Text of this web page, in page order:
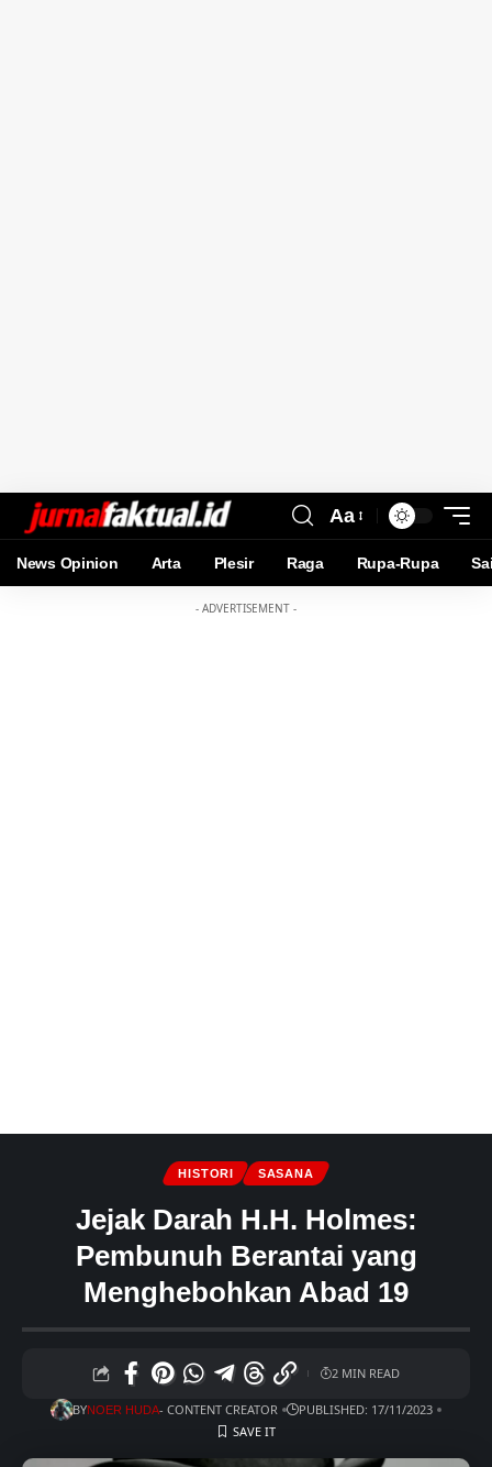
Aa
News Opinion Arta Plesir Raga Rupa-Rupa
- ADVERTISEMENT -
HISTORI SASANA
Jejak Darah H.H. Holmes:
Pembunuh Berantai yang
Menghebohkan Abad 19
BYNOER HUDA- CONTENT CREATOR PUBLISHED: 17/11/2023
2 MIN READ